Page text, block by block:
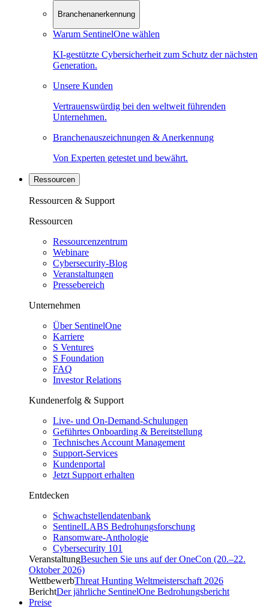
Branchenanerkennung
Warum SentinelOne wählen
KI-gestützte Cybersicherheit zum Schutz der nächsten
Generation.
Unsere Kunden
Vertrauenswürdig bei den weltweit führenden
Unternehmen.
Branchenauszeichnungen & Anerkennung
Von Experten getestet und bewährt.
Ressourcen
Ressourcen & Support
Ressourcen
Ressourcenzentrum
Webinare
Cybersecurity-Blog
Veranstaltungen
Pressebereich
Unternehmen
Über SentinelOne
Karriere
S Ventures
S Foundation
FAQ
Investor Relations
Kundenerfolg & Support
Live- und On-Demand-Schulungen
Geführtes Onboarding & Bereitstellung
Technisches Account Management
Support-Services
Kundenportal
Jetzt Support erhalten
Entdecken
Schwachstellendatenbank
SentinelLABS Bedrohungsforschung
Ransomware-Anthologie
Cybersecurity 101
VeranstaltungBesuchen Sie uns auf der OneCon (20.–22.
Oktober 2026)
WettbewerbThreat Hunting Weltmeisterschaft 2026
BerichtDer jährliche SentinelOne Bedrohungsbericht
Preise